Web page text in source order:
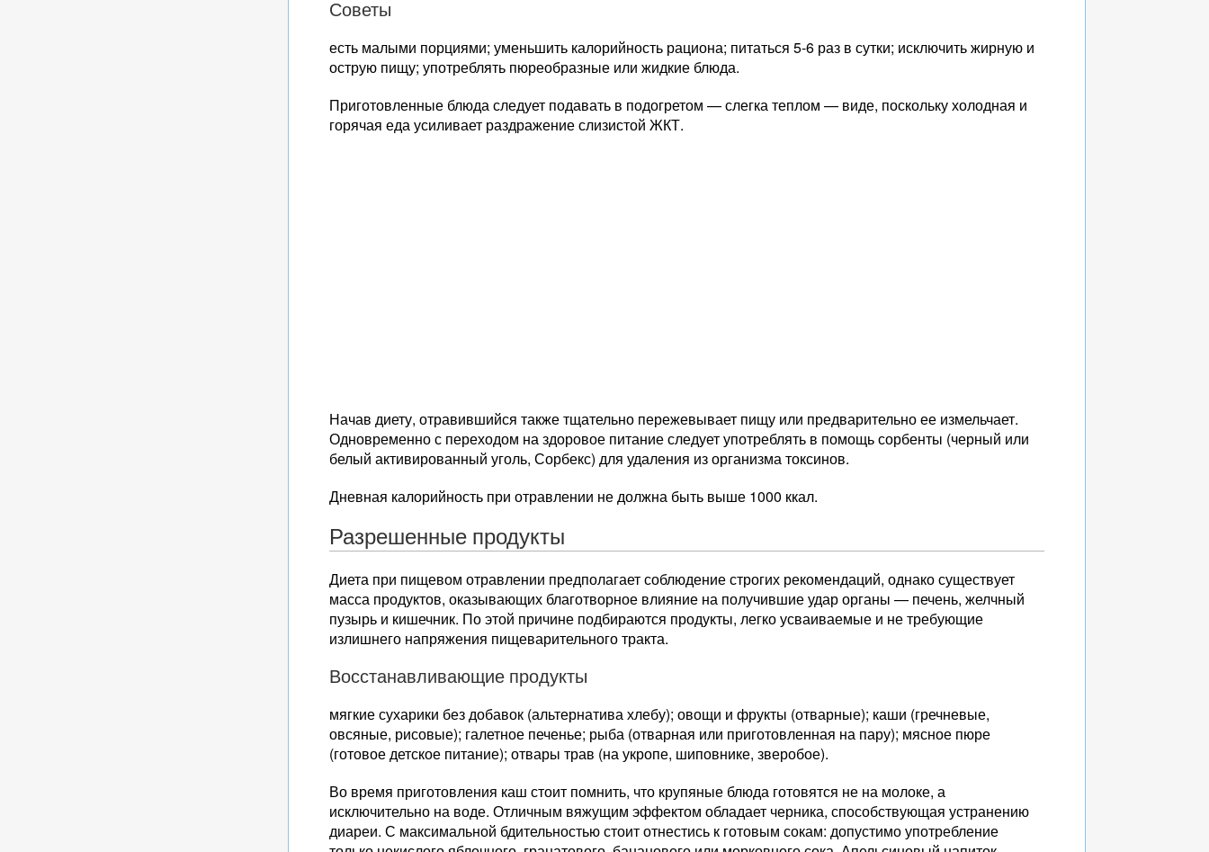
Советы
есть малыми порциями; уменьшить калорийность рациона; питаться 5-6 раз в сутки; исключить жирную и
острую пищу; употреблять пюреобразные или жидкие блюда.
Приготовленные блюда следует подавать в подогретом — слегка теплом — виде, поскольку холодная и
горячая еда усиливает раздражение слизистой ЖКТ.
Начав диету, отравившийся также тщательно пережевывает пищу или предварительно ее измельчает.
Одновременно с переходом на здоровое питание следует употреблять в помощь сорбенты (черный или
белый активированный уголь, Сорбекс) для удаления из организма токсинов.
Дневная калорийность при отравлении не должна быть выше 1000 ккал.
Разрешенные продукты
Диета при пищевом отравлении предполагает соблюдение строгих рекомендаций, однако существует
масса продуктов, оказывающих благотворное влияние на получившие удар органы — печень, желчный
пузырь и кишечник. По этой причине подбираются продукты, легко усваиваемые и не требующие
излишнего напряжения пищеварительного тракта.
Восстанавливающие продукты
мягкие сухарики без добавок (альтернатива хлебу); овощи и фрукты (отварные); каши (гречневые,
овсяные, рисовые); галетное печенье; рыба (отварная или приготовленная на пару); мясное пюре
(готовое детское питание); отвары трав (на укропе, шиповнике, зверобое).
Во время приготовления каш стоит помнить, что крупяные блюда готовятся не на молоке, а
исключительно на воде. Отличным вяжущим эффектом обладает черника, способствующая устранению
диареи. С максимальной бдительностью стоит отнестись к готовым сокам: допустимо употребление